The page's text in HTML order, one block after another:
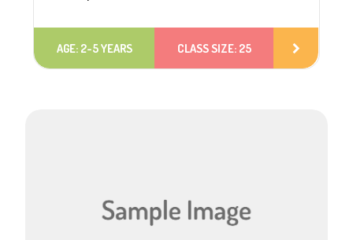
AGE: 2-5 YEARS CLASS SIZE: 25